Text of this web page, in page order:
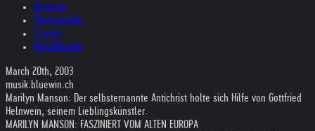
Museum
Photography
Theater
Kristallnacht
March 20th, 2003
musik.bluewin.ch
Marilyn Manson: Der selbsternannte Antichrist holte sich Hilfe von Gottfried
Helnwein, seinem Lieblingskünstler.
MARILYN MANSON: FASZINIERT VOM ALTEN EUROPA